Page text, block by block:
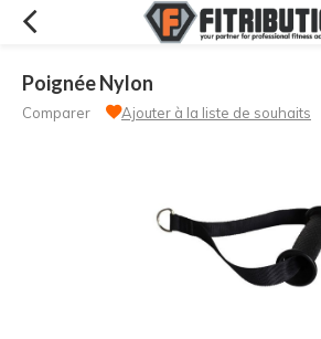
Poignée Nylon
Comparer Ajouter à la liste de souhaits